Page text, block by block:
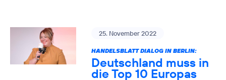
25. November 2022
HANDELSBLATT DIALOG IN BERLIN:
Deutschland muss in
die Top 10 Europas